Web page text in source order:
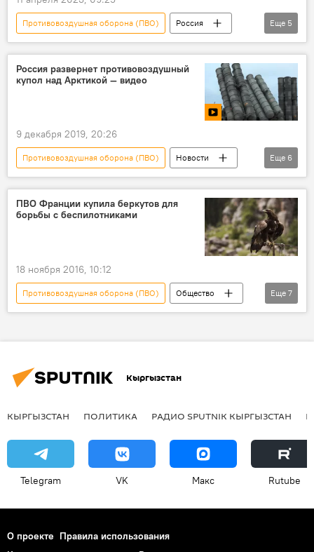
Противовоздушная оборона (ПВО)
Россия
Кыргызстан
ПВО
соглашение
Еще 5
Россия развернет противовоздушный
купол над Арктикой — видео
9 декабря 2019, 20:26
Противовоздушная оборона (ПВО)
Новости
В мире
Политика
видео
Мультимедиа
Арктика Россия
Еще 6
ПВО Франции купила беркутов для
борьбы с беспилотниками
18 ноября 2016, 10:12
Противовоздушная оборона (ПВО)
Общество
Новости
В мире
Франция
Еще 7
Кыргызстан
КЫРГЫЗСТАН ПОЛИТИКА РАДИО SPUTNIK КЫРГЫЗСТАН
Telegram VK Макс Rutube
О проекте Правила использования